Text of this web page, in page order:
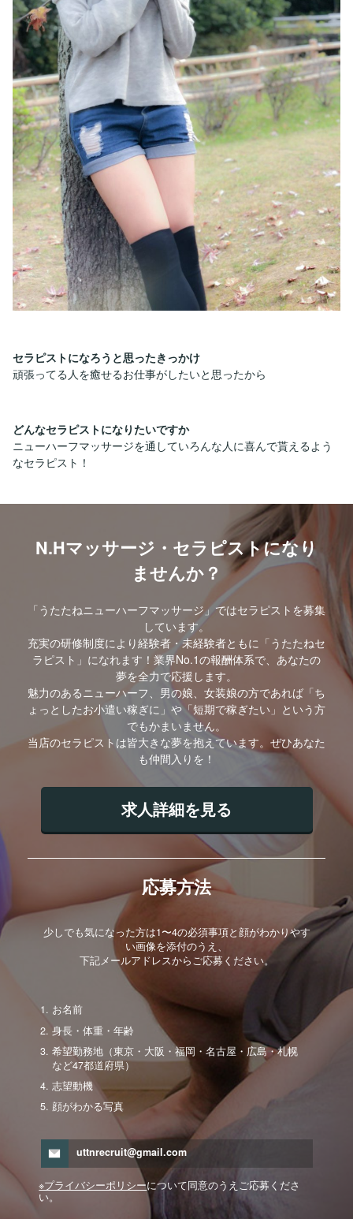
セラピストになろうと思ったきっかけ
頑張ってる人を癒せるお仕事がしたいと思ったから
どんなセラピストになりたいですか
ニューハーフマッサージを通していろんな人に喜んで貰えるよう
なセラピスト！
N.Hマッサージ・セラピストになり
ませんか？
「うたたねニューハーフマッサージ」ではセラピストを募集
しています。
充実の研修制度により経験者・未経験者ともに「うたたねセ
ラピスト」になれます！業界No.1の報酬体系で、あなたの
夢を全力で応援します。
魅力のあるニューハーフ、男の娘、女装娘の方であれば「ち
ょっとしたお小遣い稼ぎに」や「短期で稼ぎたい」という方
でもかまいません。
当店のセラピストは皆大きな夢を抱えています。ぜひあなた
も仲間入りを！
求人詳細を見る
応募方法
少しでも気になった方は1〜4の必須事項と顔がわかりやす
い画像を添付のうえ、
下記メールアドレスからご応募ください。
お名前
身長・体重・年齢
希望勤務地（東京・大阪・福岡・名古屋・広島・札幌
など47都道府県）
志望動機
顔がわかる写真
uttnrecruit@gmail.com
※プライバシーポリシーについて同意のうえご応募くださ
い。